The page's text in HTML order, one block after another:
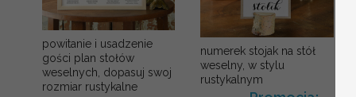
powitanie i usadzenie
gości plan stołów
weselnych, dopasuj swoj
rozmiar rustykalne
numerek stojak na stół
weselny, w stylu
rustykalnym